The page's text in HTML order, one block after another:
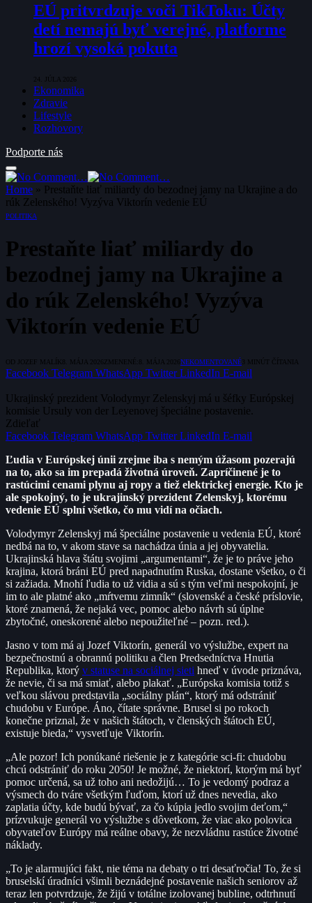
EÚ pritvrdzuje voči TikToku: Účty
detí nemajú byť verejné, platforme
hrozí vysoká pokuta
24. JÚLA 2026
Ekonomika
Zdravie
Lifestyle
Rozhovory
Podporte nás
Home » Prestaňte liať miliardy do bezodnej jamy na Ukrajine a do
rúk Zelenského! Vyzýva Viktorín vedenie EÚ
POLITIKA
Prestaňte liať miliardy do
bezodnej jamy na Ukrajine a
do rúk Zelenského! Vyzýva
Viktorín vedenie EÚ
OD JOZEF MALÍK 8. MÁJA 2026 ZMENENÉ: 8. MÁJA 2026 NEKOMENTOVANÉ 3 MINÚT ČÍTANIA
Facebook Telegram WhatsApp Twitter LinkedIn E-mail
Ukrajinský prezident Volodymyr Zelenskyj má u šéfky Európskej
komisie Ursuly von der Leyenovej špeciálne postavenie.
Zdieľať
Facebook Telegram WhatsApp Twitter LinkedIn E-mail
Ľudia v Európskej únii zrejme iba s nemým úžasom pozerajú
na to, ako sa im prepadá životná úroveň. Zapríčinené je to
rastúcimi cenami plynu aj ropy a tiež elektrickej energie. Kto je
ale spokojný, to je ukrajinský prezident Zelenskyj, ktorému
vedenie EÚ splní všetko, čo mu vidí na očiach.
Volodymyr Zelenskyj má špeciálne postavenie u vedenia EÚ, ktoré
nedbá na to, v akom stave sa nachádza únia a jej obyvatelia.
Ukrajinská hlava štátu svojimi „argumentami“, že je to práve jeho
krajina, ktorá bráni EÚ pred napadnutím Ruska, dostane všetko, o či
si zažiada. Mnohí ľudia to už vidia a sú s tým veľmi nespokojní, je
im to ale platné ako „mŕtvemu zimník“ (slovenské a české príslovie,
ktoré znamená, že nejaká vec, pomoc alebo návrh sú úplne
zbytočné, oneskorené alebo nepoužiteľné – pozn. red.).
Jasno v tom má aj Jozef Viktorín, generál vo výslužbe, expert na
bezpečnostnú a obrannú politiku a člen Predsedníctva Hnutia
Republika, ktorý v statuse na sociálnej sieti hneď v úvode priznáva,
že nevie, či sa má smiať, alebo plakať. „Európska komisia totiž s
veľkou slávou predstavila „sociálny plán“, ktorý má odstrániť
chudobu v Európe. Áno, čítate správne. Brusel si po rokoch
konečne priznal, že v našich štátoch, v členských štátoch EÚ,
existuje bieda,“ vysvetľuje Viktorín.
„Ale pozor! Ich ponúkané riešenie je z kategórie sci-fi: chudobu
chcú odstrániť do roku 2050! Je možné, že niektorí, ktorým má byť
pomoc určená, sa už toho ani nedožijú… To je vedomý podraz a
výsmech do tváre všetkým ľuďom, ktorí už dnes nevedia, ako
zaplatia účty, kde budú bývať, za čo kúpia jedlo svojim deťom,“
prízvukuje generál vo výslužbe s dôvetkom, že viac ako polovica
obyvateľov Európy má reálne obavy, že nezvládnu rastúce životné
náklady.
„To je alarmujúci fakt, nie téma na debaty o tri desaťročia! To, že si
bruselskí úradníci všimli beznádejné postavenie našich seniorov až
teraz len potvrdzuje, že žijú v totálne izolovanej bubline, odtrhnutí